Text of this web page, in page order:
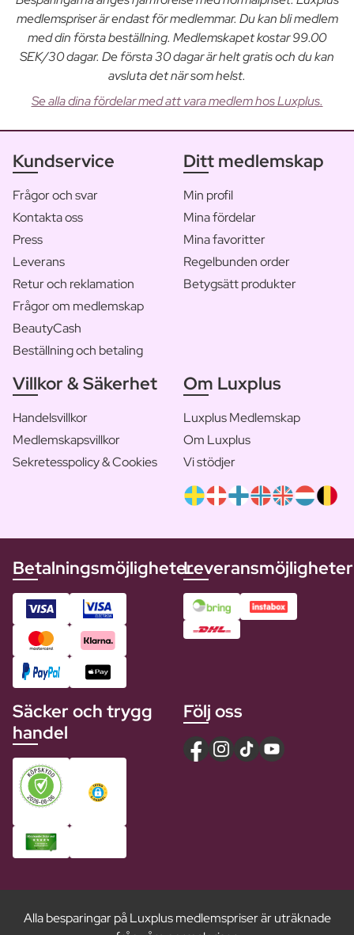
medlemspriser är endast för medlemmar. Du kan bli medlem
med din första beställning. Medlemskapet kostar 99.00
SEK/30 dagar. De första 30 dagar är helt gratis och du kan
avsluta det när som helst.
Se alla dina fördelar med att vara medlem hos Luxplus.
Kundservice
Frågor och svar
Kontakta oss
Press
Leverans
Retur och reklamation
Frågor om medlemskap
BeautyCash
Beställning och betaling
Ditt medlemskap
Min profil
Mina fördelar
Mina favoritter
Regelbunden order
Betygsätt produkter
Villkor & Säkerhet
Handelsvillkor
Medlemskapsvillkor
Sekretesspolicy & Cookies
Om Luxplus
Luxplus Medlemskap
Om Luxplus
Vi stödjer
BetalningsmöjligheterLeveransmöjligheter
Säcker och trygg
handel
Följ oss
Alla besparingar på Luxplus medlemspriser är uträknade